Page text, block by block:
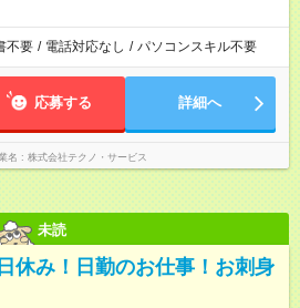
不要 / 電話対応なし / パソコンスキル不要
応募する 詳細へ
名 株式会社テクノ・サービス
未読
休み！日勤のお仕事！お刺身